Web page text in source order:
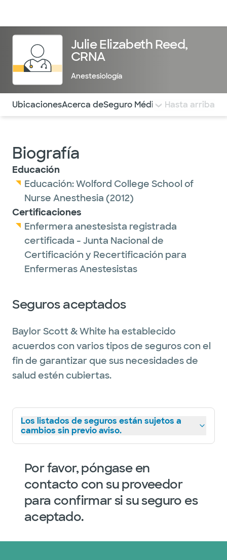
Julie Elizabeth Reed,
CRNA
Anestesiología
Utilice esta navegación para saltar rápidamente a
UbicacionesAcerca deSeguro Médico COMENTARIOS
Hasta arriba
Biografía
Educación
Educación:Wolford College School of
Nurse Anesthesia (2012)
Certificaciones
Enfermera anestesista registrada
certificada - Junta Nacional de
Certificación y Recertificación para
Enfermeras Anestesistas
Seguros aceptados
Baylor Scott & White ha establecido
acuerdos con varios tipos de seguros con el
fin de garantizar que sus necesidades de
salud estén cubiertas.
Los listados de seguros están sujetos a
cambios sin previo aviso.
Por favor, póngase en
contacto con su proveedor
para confirmar si su seguro es
aceptado.